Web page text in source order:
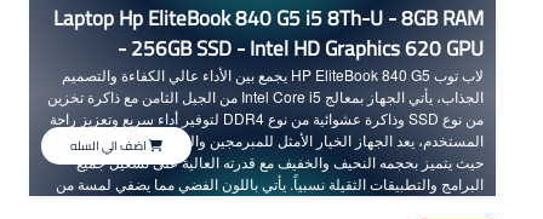
Laptop Hp EliteBook 840 G5 i5 8Th-U - 8GB RAM
- 256GB SSD - Intel HD Graphics 620 GPU
لاب توب HP EliteBook 840 G5 يجمع بين الأداء عالي الكفاءة والتصميم
الجذاب، يأتي الجهاز بمعالج Intel Core i5 من الجيل الثامن مع ذاكرة تخزين
من نوع SSD وذاكرة عشوائية من نوع DDR4 لتوفير أداء سريع وتعزيز راحة
المستخدم، يعد الجهاز الخيار الأمثل للمبرمجين والمهندسين ورجال الأعمال
حيث يتميز بحجمه النحيف والخفيف مع قدرته العالية على تشغيل جميع
البرامج والتطبيقات الثقيلة نسبياً. يأتي باللون الفضي مما يضفي لمسة من
اضف الي السله